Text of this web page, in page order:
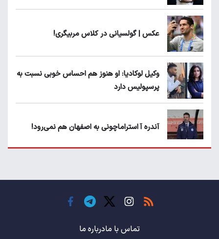
عکس | گولسیانی در کلاس مربیگری!
وکیل لوکادیا: او هنوز هم احساس خوبی نسبت به
پرسپولیس دارد
آندره آ استراماچونی به اصفهان هم نمی‌رود!
حسن روی هوا!
باشگاه های جهان
تماس با مادرباره ما